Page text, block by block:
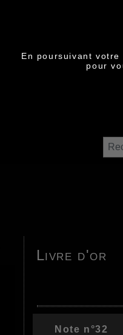
En poursuivant
pour
Livre d'or
Note n°32